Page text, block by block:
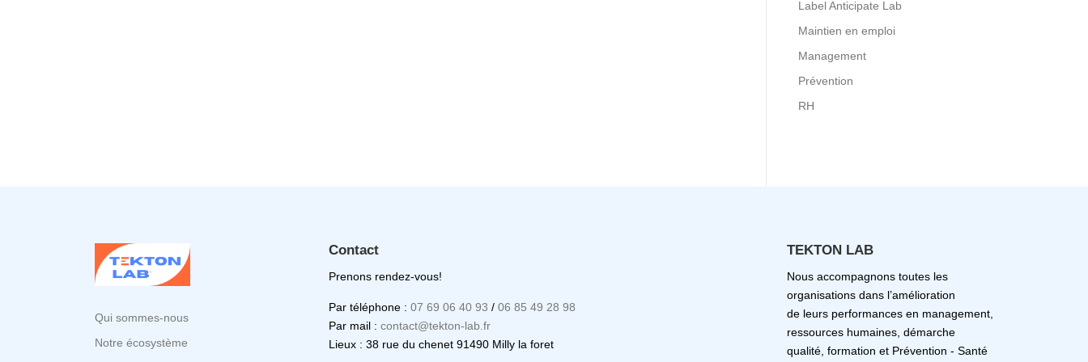
Label Anticipate Lab
Maintien en emploi
Management
Prévention
RH
Qui sommes-nous
Notre écosystème
Contact
Prenons rendez-vous!
Par téléphone : 07 69 06 40 93 / 06 85 49 28 98
Par mail : contact@tekton-lab.fr
Lieux : 38 rue du chenet 91490 Milly la foret
TEKTON LAB
Nous accompagnons toutes les
organisations dans l’amélioration
de leurs performances en management,
ressources humaines, démarche
qualité, formation et Prévention - Santé